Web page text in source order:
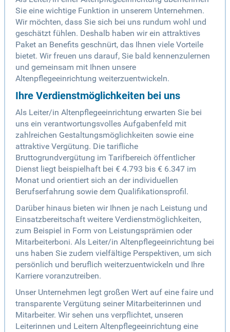
Sie eine wichtige Funktion in unserem Unternehmen.
Wir möchten, dass Sie sich bei uns rundum wohl und
geschätzt fühlen. Deshalb haben wir ein attraktives
Paket an Benefits geschnürt, das Ihnen viele Vorteile
bietet. Wir freuen uns darauf, Sie bald kennenzulernen
und gemeinsam mit Ihnen unsere
Altenpflegeeinrichtung weiterzuentwickeln.
Ihre Verdienstmöglichkeiten bei uns
Als Leiter/in Altenpflegeeinrichtung erwarten Sie bei
uns ein verantwortungsvolles Aufgabenfeld mit
zahlreichen Gestaltungsmöglichkeiten sowie eine
attraktive Vergütung. Die tarifliche
Bruttogrundvergütung im Tarifbereich öffentlicher
Dienst liegt beispielhaft bei € 4.793 bis € 6.347 im
Monat und orientiert sich an der individuellen
Berufserfahrung sowie dem Qualifikationsprofil.
Darüber hinaus bieten wir Ihnen je nach Leistung und
Einsatzbereitschaft weitere Verdienstmöglichkeiten,
zum Beispiel in Form von Leistungsprämien oder
Mitarbeiterboni. Als Leiter/in Altenpflegeeinrichtung bei
uns haben Sie zudem vielfältige Perspektiven, um sich
persönlich und beruflich weiterzuentwickeln und Ihre
Karriere voranzutreiben.
Unser Unternehmen legt großen Wert auf eine faire und
transparente Vergütung seiner Mitarbeiterinnen und
Mitarbeiter. Wir sehen uns verpflichtet, unseren
Leiterinnen und Leitern Altenpflegeeinrichtung eine